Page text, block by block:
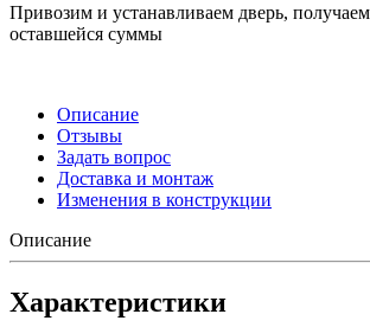
Привозим и устанавливаем дверь,
оставшейся суммы
Описание
Отзывы
Задать вопрос
Доставка и монтаж
Изменения в конструкции
Описание
Характеристики